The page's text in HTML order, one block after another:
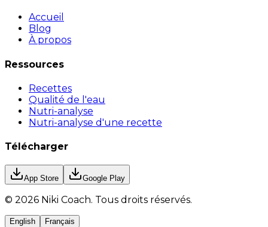
Accueil
Blog
À propos
Ressources
Recettes
Qualité de l'eau
Nutri-analyse
Nutri-analyse d'une recette
Télécharger
App Store Google Play
© 2026 Niki Coach. Tous droits réservés.
English Français